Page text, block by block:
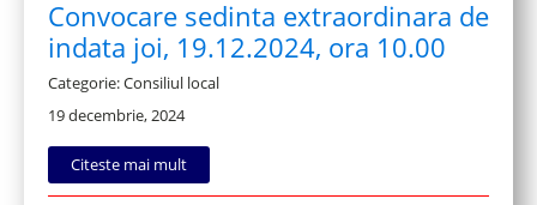
Convocare sedinta extraordinara de
indata joi, 19.12.2024, ora 10.00
Categorie: Consiliul local
19 decembrie, 2024
Citeste mai mult